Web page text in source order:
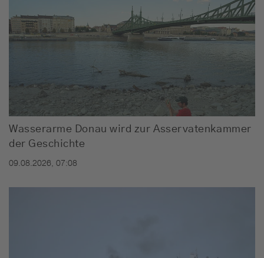
Wasserarme Donau wird zur Asservatenkammer
der Geschichte
09.08.2026, 07:08